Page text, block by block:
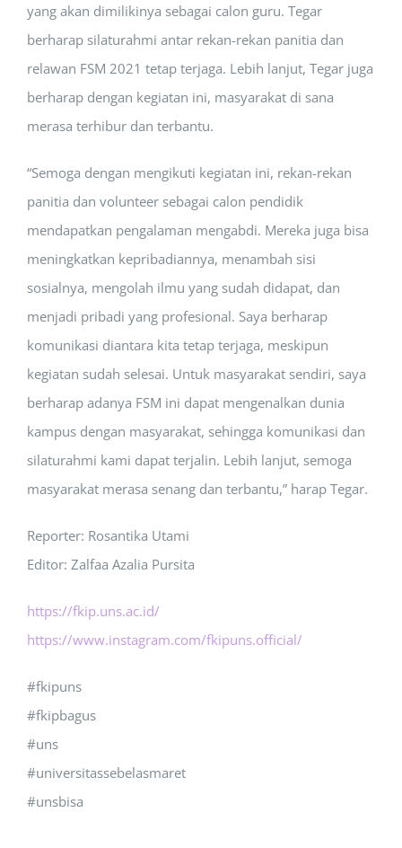
yang akan dimilikinya sebagai calon guru. Tegar
berharap silaturahmi antar rekan-rekan panitia dan
relawan FSM 2021 tetap terjaga. Lebih lanjut, Tegar juga
berharap dengan kegiatan ini, masyarakat di sana
merasa terhibur dan terbantu.
“Semoga dengan mengikuti kegiatan ini, rekan-rekan
panitia dan volunteer sebagai calon pendidik
mendapatkan pengalaman mengabdi. Mereka juga bisa
meningkatkan kepribadiannya, menambah sisi
sosialnya, mengolah ilmu yang sudah didapat, dan
menjadi pribadi yang profesional. Saya berharap
komunikasi diantara kita tetap terjaga, meskipun
kegiatan sudah selesai. Untuk masyarakat sendiri, saya
berharap adanya FSM ini dapat mengenalkan dunia
kampus dengan masyarakat, sehingga komunikasi dan
silaturahmi kami dapat terjalin. Lebih lanjut, semoga
masyarakat merasa senang dan terbantu,” harap Tegar.
Reporter: Rosantika Utami
Editor: Zalfaa Azalia Pursita
https://fkip.uns.ac.id/
https://www.instagram.com/fkipuns.official/
#fkipuns
#fkipbagus
#uns
#universitassebelasmaret
#unsbisa